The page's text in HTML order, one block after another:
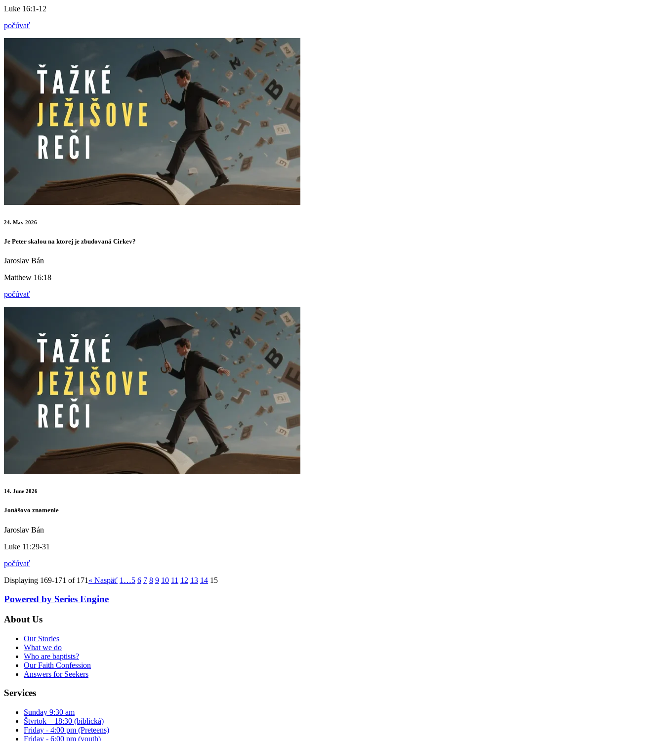
Luke 16:1-12
počúvať
24. May 2026
Je Peter skalou na ktorej je zbudovaná Cirkev?
Jaroslav Bán
Matthew 16:18
počúvať
14. June 2026
Jonášovo znamenie
Jaroslav Bán
Luke 11:29-31
počúvať
Displaying 169-171 of 171 « Naspäť 1…5 6 7 8 9 10 11 12 13 14 15
Powered by Series Engine
About Us
Our Stories
What we do
Who are baptists?
Our Faith Confession
Answers for Seekers
Services
Sunday 9:30 am
Štvrtok – 18:30 (biblická)
Friday - 4:00 pm (Preteens)
Friday - 6:00 pm (youth)